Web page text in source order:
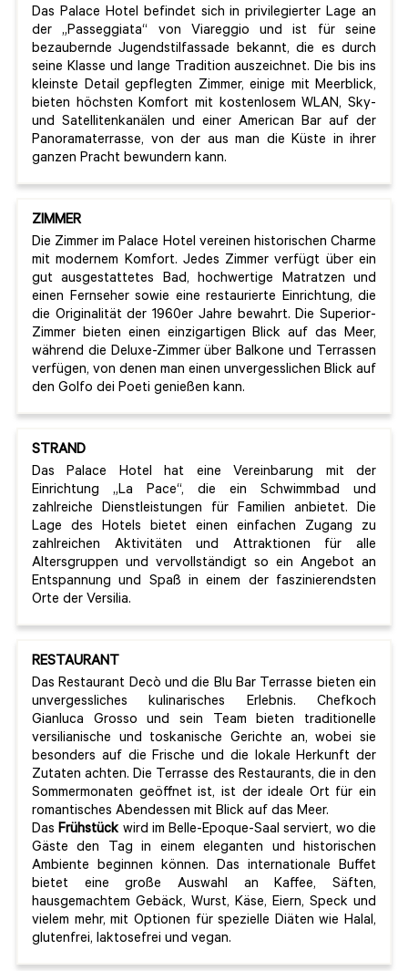
Das Palace Hotel befindet sich in privilegierter Lage an
der „Passeggiata“ von Viareggio und ist für seine
bezaubernde Jugendstilfassade bekannt, die es durch
seine Klasse und lange Tradition auszeichnet. Die bis ins
kleinste Detail gepflegten Zimmer, einige mit Meerblick,
bieten höchsten Komfort mit kostenlosem WLAN, Sky-
und Satellitenkanälen und einer American Bar auf der
Panoramaterrasse, von der aus man die Küste in ihrer
ganzen Pracht bewundern kann.
ZIMMER
Die Zimmer im Palace Hotel vereinen historischen Charme
mit modernem Komfort. Jedes Zimmer verfügt über ein
gut ausgestattetes Bad, hochwertige Matratzen und
einen Fernseher sowie eine restaurierte Einrichtung, die
die Originalität der 1960er Jahre bewahrt. Die Superior-
Zimmer bieten einen einzigartigen Blick auf das Meer,
während die Deluxe-Zimmer über Balkone und Terrassen
verfügen, von denen man einen unvergesslichen Blick auf
den Golfo dei Poeti genießen kann.
STRAND
Das Palace Hotel hat eine Vereinbarung mit der
Einrichtung „La Pace“, die ein Schwimmbad und
zahlreiche Dienstleistungen für Familien anbietet. Die
Lage des Hotels bietet einen einfachen Zugang zu
zahlreichen Aktivitäten und Attraktionen für alle
Altersgruppen und vervollständigt so ein Angebot an
Entspannung und Spaß in einem der faszinierendsten
Orte der Versilia.
RESTAURANT
Das Restaurant Decò und die Blu Bar Terrasse bieten ein
unvergessliches kulinarisches Erlebnis. Chefkoch
Gianluca Grosso und sein Team bieten traditionelle
versilianische und toskanische Gerichte an, wobei sie
besonders auf die Frische und die lokale Herkunft der
Zutaten achten. Die Terrasse des Restaurants, die in den
Sommermonaten geöffnet ist, ist der ideale Ort für ein
romantisches Abendessen mit Blick auf das Meer.
DasFrühstück wird im Belle-Epoque-Saal serviert, wo die
Gäste den Tag in einem eleganten und historischen
Ambiente beginnen können. Das internationale Buffet
bietet eine große Auswahl an Kaffee, Säften,
hausgemachtem Gebäck, Wurst, Käse, Eiern, Speck und
vielem mehr, mit Optionen für spezielle Diäten wie Halal,
glutenfrei, laktosefrei und vegan.